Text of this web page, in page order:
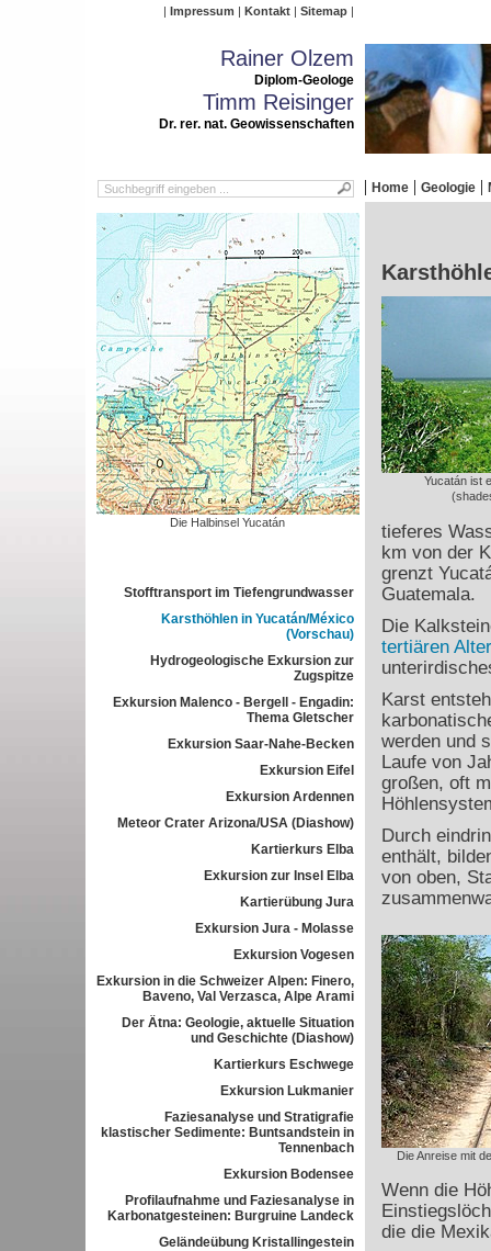
Impressum Kontakt Sitemap
Rainer Olzem
Diplom-Geologe
Timm Reisinger
Dr. rer. nat. Geowissenschaften
Home Geologie
Die Halbinsel Yucatán
Stofftransport im Tiefengrundwasser
Karsthöhlen in Yucatán/México
(Vorschau)
Hydrogeologische Exkursion zur
Zugspitze
Exkursion Malenco - Bergell - Engadin:
Thema Gletscher
Exkursion Saar-Nahe-Becken
Exkursion Eifel
Exkursion Ardennen
Meteor Crater Arizona/USA (Diashow)
Kartierkurs Elba
Exkursion zur Insel Elba
Kartierübung Jura
Exkursion Jura - Molasse
Exkursion Vogesen
Exkursion in die Schweizer Alpen: Finero,
Baveno, Val Verzasca, Alpe Arami
Der Ätna: Geologie, aktuelle Situation
und Geschichte (Diashow)
Kartierkurs Eschwege
Exkursion Lukmanier
Faziesanalyse und Stratigrafie
klastischer Sedimente: Buntsandstein in
Tennenbach
Exkursion Bodensee
Profilaufnahme und Faziesanalyse in
Karbonatgesteinen: Burgruine Landeck
Geländeübung Kristallingestein
Yucatán ist
tieferes
km von der
grenzt
Guatemala.
Die
tertiären
Karst
werden und
Laufe von
großen, oft
Durch
enthält,
von oben,
Die Anreise mit
Wenn die
die die